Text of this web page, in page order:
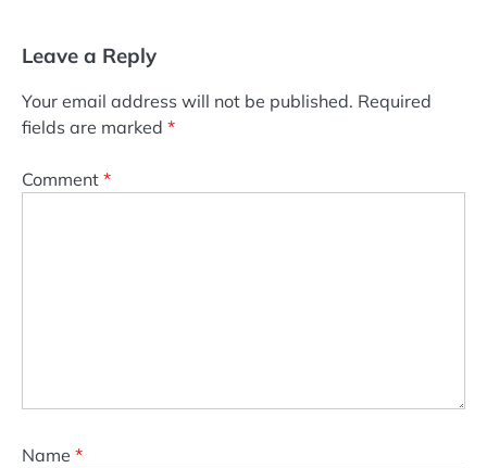
Leave a Reply
Your email address will not be published. Required
fields are marked *
Comment *
Name *